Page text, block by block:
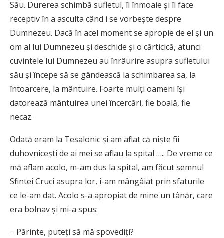
Său. Durerea schimbă sufletul, îl înmoaie și îl face
receptiv în a asculta când i se vorbește despre
Dumnezeu. Dacă în acel moment se apropie de el și un
om al lui Dumnezeu și deschide și o cărticică, atunci
cuvintele lui Dumnezeu au înrâurire asupra sufletului
său și începe să se gândească la schimbarea sa, la
întoarcere, la mântuire. Foarte mulți oameni își
datorează mântuirea unei încercări, fie boală, fie
necaz.
Odată eram la Tesalonic și am aflat că niște fii
duhovnicești de ai mei se aflau la spital ….. De vreme ce
mă aflam acolo, m-am dus la spital, am făcut semnul
Sfintei Cruci asupra lor, i-am mângâiat prin sfaturile
ce le-am dat. Acolo s-a apropiat de mine un tânăr, care
era bolnav și mi-a spus:
− Părinte, puteți să mă spovediți?